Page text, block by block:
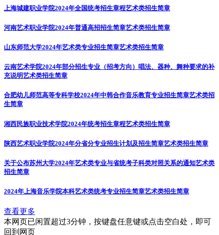
上海城建职业学院2024年全国统考招生章程艺术类招生简章
河南艺术职业学院2024年普通高招招生简章艺术类招生简章
山东师范大学2024年艺术类专业招生简章艺术类招生简章
云南艺术学院2024年部分招生专业（招考方向）唱法、器种、舞种要求的补
充说明艺术类招生简章
合肥幼儿师范高等专科学校2024年中韩合作音乐教育专业招生简章艺术类招
生简章
湘西民族职业技术学院2024年统考招生章程艺术类招生简章
陕西艺术职业学院2024年分省分专业招生计划及招生简章艺术类招生简章
关于公布苏州大学2024年艺术类专业与省统考子科类对照关系的通知艺术类
招生简章
2024年上海音乐学院本科艺术类统考专业招生简章艺术类招生简章
查看更多
本网页已闲置超过3分钟，按键盘任意键或点击空白处，即可
回到网页